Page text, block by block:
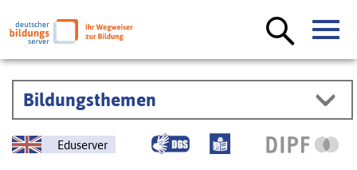
Bildungsthemen
Eduserver